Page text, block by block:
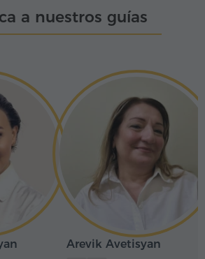
a nuestros guías
Arevik Avetisyan